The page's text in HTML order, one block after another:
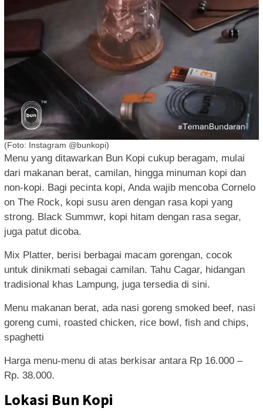
(Foto: Instagram @bunkopi)
Menu yang ditawarkan Bun Kopi cukup beragam, mulai
dari makanan berat, camilan, hingga minuman kopi dan
non-kopi. Bagi pecinta kopi, Anda wajib mencoba Cornelo
on The Rock, kopi susu aren dengan rasa kopi yang
strong. Black Summwr, kopi hitam dengan rasa segar,
juga patut dicoba.
Mix Platter, berisi berbagai macam gorengan, cocok
untuk dinikmati sebagai camilan. Tahu Cagar, hidangan
tradisional khas Lampung, juga tersedia di sini.
Menu makanan berat, ada nasi goreng smoked beef, nasi
goreng cumi, roasted chicken, rice bowl, fish and chips,
spaghetti
Harga menu-menu di atas berkisar antara Rp 16.000 –
Rp. 38.000.
Lokasi Bun Kopi